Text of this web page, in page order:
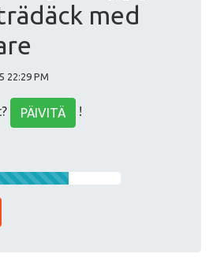
med
22:29 PM
PÄIVITÄ !